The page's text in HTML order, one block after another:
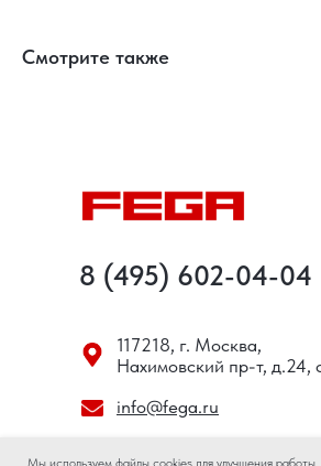
Смотрите также
117218, г. Москва,
Нахимовский пр-т, д.24,
info@fega.ru
8 (495) 602-04-04
Мы используем файлы cookies для улучшения работы